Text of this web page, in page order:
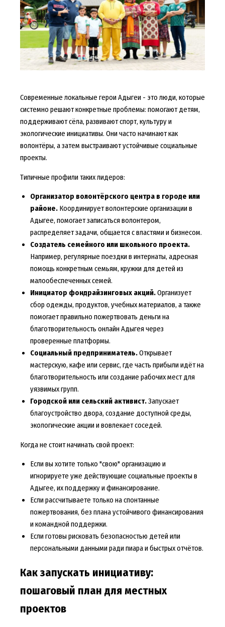
Современные локальные герои Адыгеи - это люди, которые
системно решают конкретные проблемы: помогают детям,
поддерживают сёла, развивают спорт, культуру и
экологические инициативы. Они часто начинают как
волонтёры, а затем выстраивают устойчивые социальные
проекты.
Типичные профили таких лидеров:
Организатор волонтёрского центра в городе или
районе.Координирует волонтерские организации в
Адыгее, помогает записаться волонтером,
распределяет задачи, общается с властями и бизнесом.
Создатель семейного или школьного проекта.
Например, регулярные поездки в интернаты, адресная
помощь конкретным семьям, кружки для детей из
малообеспеченных семей.
Инициатор фондрайзинговых акций.Организует
сбор одежды, продуктов, учебных материалов, а также
помогает правильно пожертвовать деньги на
благотворительность онлайн Адыгея через
проверенные платформы.
Социальный предприниматель.Открывает
мастерскую, кафе или сервис, где часть прибыли идёт на
благотворительность или создание рабочих мест для
уязвимых групп.
Городской или сельский активист.Запускает
благоустройство двора, создание доступной среды,
экологические акции и вовлекает соседей.
Когда не стоит начинать свой проект:
Если вы хотите только "свою" организацию и
игнорируете уже действующие социальные проекты в
Адыгее, их поддержку и финансирование.
Если рассчитываете только на спонтанные
пожертвования, без плана устойчивого финансирования
и командной поддержки.
Если готовы рисковать безопасностью детей или
персональными данными ради пиара и быстрых отчётов.
Как запускать инициативу:
пошаговый план для местных
проектов